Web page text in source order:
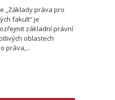
„Základy práva pro
fakult“ je
základní právní
oblastech
práva,...